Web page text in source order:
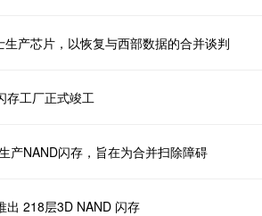
产芯片，以恢复与西部数据的合并谈判
存工厂正式竣工
产NAND闪存，旨在为合并扫除障碍
出 218层3D NAND 闪存